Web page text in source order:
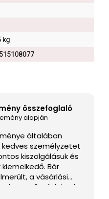
kg
összefoglaló
alapján
általában
személyzetet
kiszolgálásuk és
Bár
a vásárlási
az ügyfeleknek.